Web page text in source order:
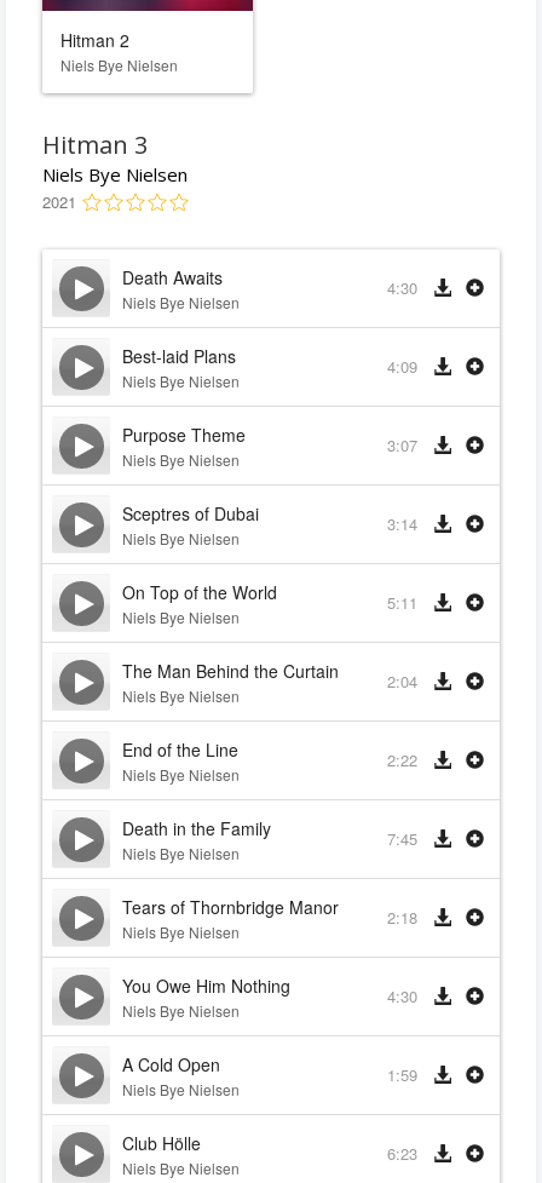
Hitman 2
Niels Bye Nielsen
Hitman 3
Niels Bye Nielsen
2021
Death Awaits
Niels Bye Nielsen
4:30
Best-laid Plans
Niels Bye Nielsen
4:09
Purpose Theme
Niels Bye Nielsen
3:07
Sceptres of Dubai
Niels Bye Nielsen
3:14
On Top of the World
Niels Bye Nielsen
5:11
The Man Behind the Curtain
Niels Bye Nielsen
2:04
End of the Line
Niels Bye Nielsen
2:22
Death in the Family
Niels Bye Nielsen
7:45
Tears of Thornbridge Manor
Niels Bye Nielsen
2:18
You Owe Him Nothing
Niels Bye Nielsen
4:30
A Cold Open
Niels Bye Nielsen
1:59
Club Hölle
Niels Bye Nielsen
6:23